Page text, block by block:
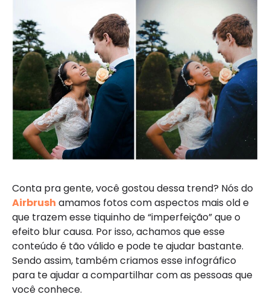
Conta pra gente, você gostou dessa trend? Nós do
Airbrush amamos fotos com aspectos mais old e
que trazem esse tiquinho de “imperfeição” que o
efeito blur causa. Por isso, achamos que esse
conteúdo é tão válido e pode te ajudar bastante.
Sendo assim, também criamos esse infográfico
para te ajudar a compartilhar com as pessoas que
você conhece.